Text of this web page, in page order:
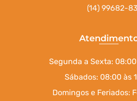
(14) 99682-
Segunda a Sexta:
Sábados: 08:00 às
Domingos e Feriados: